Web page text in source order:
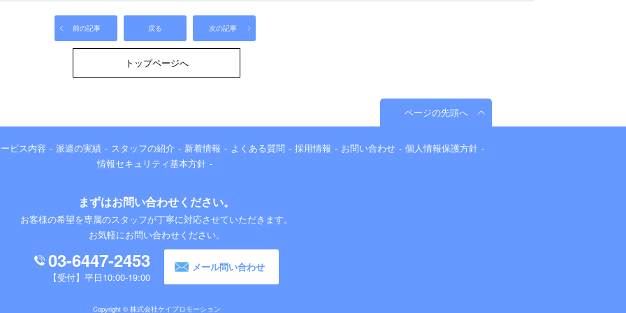
前の記事 戻る 次の記事
トップページへ
ページの先頭へ
ビス内容 派遣の実績 スタッフの紹介 新着情報 よくある質問 採用情報 お問い合わせ
個人情報保護方針
情報セキュリティ基本方針
まずはお問い合わせください。
お客様の希望を専属のスタッフが丁寧に対応させていただきます。
お気軽にお問い合わせください。
03-6447-2453
平日10:00-19:00
メール問い合わせ
Copyright © 株式会社ケイプロモーション